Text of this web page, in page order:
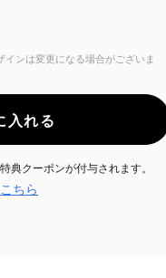
ンは変更になる場合がございま
入れる
典クーポンが付与されます。
ちら